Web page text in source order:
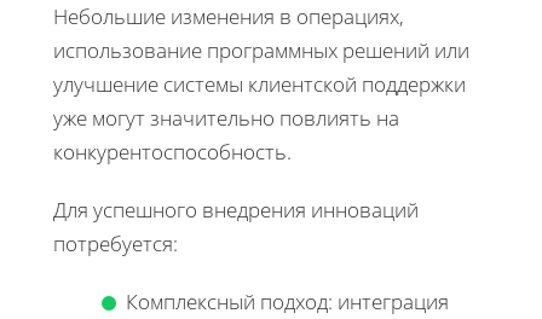
Небольшие изменения в операциях,
использование программных решений или
улучшение системы клиентской поддержки
уже могут значительно повлиять на
конкурентоспособность.
Для успешного внедрения инноваций
потребуется:
Комплексный подход: интеграция